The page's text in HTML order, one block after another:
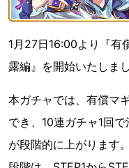
1月27日16:00より『有
露編』を開始いたしまし
本ガチャでは、有償マ
でき、10連ガチャ1回
が段階的に上がります。